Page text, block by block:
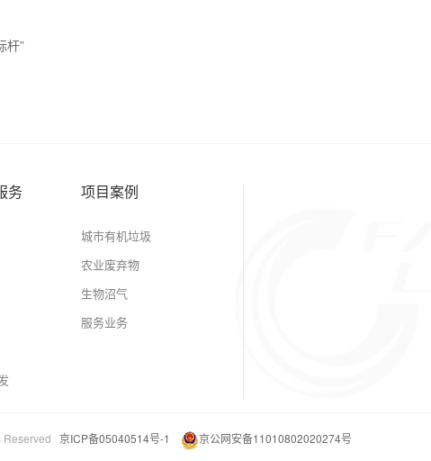
杆”
务 项目案例
城市有机垃圾
农业废弃物
生物沼气
服务业务
Reserved 京ICP备05040514号-1 京公网安备11010802020274号